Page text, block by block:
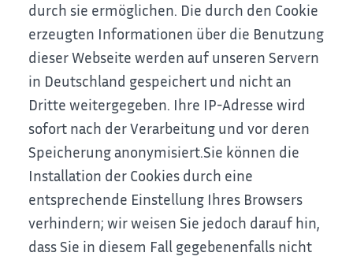
durch sie ermöglichen. Die durch den Cookie
erzeugten Informationen über die Benutzung
dieser Webseite werden auf unseren Servern
in Deutschland gespeichert und nicht an
Dritte weitergegeben. Ihre IP-Adresse wird
sofort nach der Verarbeitung und vor deren
Speicherung anonymisiert.Sie können die
Installation der Cookies durch eine
entsprechende Einstellung Ihres Browsers
verhindern; wir weisen Sie jedoch darauf hin,
dass Sie in diesem Fall gegebenenfalls nicht